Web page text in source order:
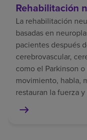
Rehabilitación
La rehabilitación
basadas en
pacientes después
cerebrovascular,
como el Parkinson
movimiento, habla,
restauran la fuerza